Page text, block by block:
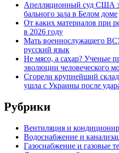
Апелляционный суд США
бального зала в Белом доме
От каких материалов при
в 2026 году
Мать военнослужащего
русский язык
Не мясо, а сахар? Ученые
эволюции человеческого
Сгорели крупнейший
ушла с Украины после
Рубрики
Вентиляция и
Водоснабжение и
Газоснабжение и газовые